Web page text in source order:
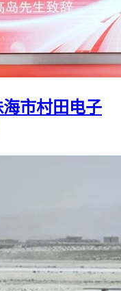
市村田电子